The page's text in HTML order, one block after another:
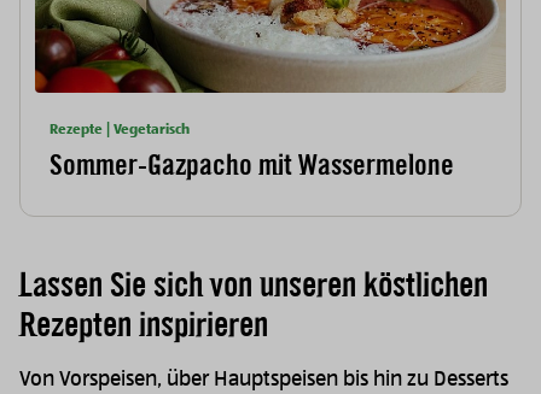
Rezepte | Vegetarisch
Sommer-Gazpacho mit Wassermelone
Lassen Sie sich von unseren köstlichen
Rezepten inspirieren
Von Vorspeisen, über Hauptspeisen bis hin zu Desserts